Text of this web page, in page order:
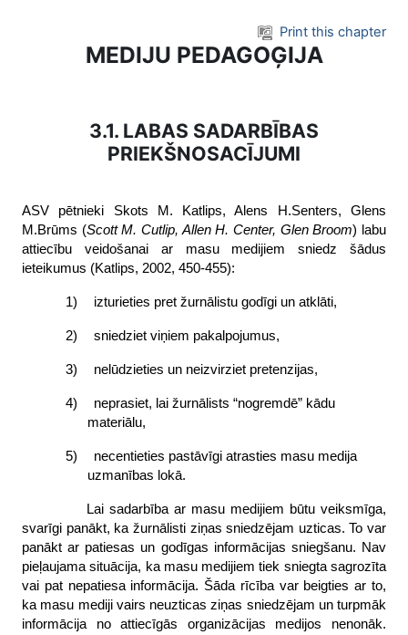
Print this chapter
MEDIJU PEDAGOĢIJA
3.1. LABAS SADARBĪBAS
PRIEKŠNOSACĪJUMI
ASV pētnieki Skots M. Katlips, Alens H.Senters, Glens
M.Brūms (Scott M. Cutlip, Allen H. Center, Glen Broom) labu
attiecību veidošanai ar masu medijiem sniedz šādus
ieteikumus (Katlips, 2002, 450-455):
1) izturieties pret žurnālistu godīgi un atklāti,
2) sniedziet viņiem pakalpojumus,
3) nelūdzieties un neizvirziet pretenzijas,
4)
neprasiet, lai žurnālists “nogremdē” kādu
materiālu,
5)
necentieties pastāvīgi atrasties masu medija
uzmanības lokā.
Lai sadarbība ar masu medijiem būtu veiksmīga,
svarīgi panākt, ka žurnālisti ziņas sniedzējam uzticas. To var
panākt ar patiesas un godīgas informācijas sniegšanu. Nav
pieļaujama situācija, ka masu medijiem tiek sniegta sagrozīta
vai pat nepatiesa informācija. Šāda rīcība var beigties ar to,
ka masu mediji vairs neuzticas ziņas sniedzējam un turpmāk
informācija no attiecīgās organizācijas medijos nenonāk.